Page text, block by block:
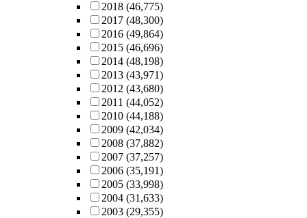
2018 (46,775)
2017 (48,300)
2016 (49,864)
2015 (46,696)
2014 (48,198)
2013 (43,971)
2012 (43,680)
2011 (44,052)
2010 (44,188)
2009 (42,034)
2008 (37,882)
2007 (37,257)
2006 (35,191)
2005 (33,998)
2004 (31,633)
2003 (29,355)